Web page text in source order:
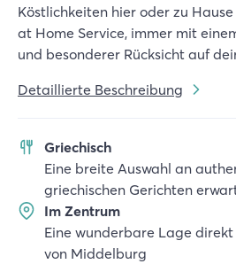
Köstlichkeiten hier oder zu
at Home Service, immer mit
und besonderer Rücksicht auf
Detaillierte Beschreibung
Griechisch
Eine breite Auswahl an
griechischen Gerichten
Im Zentrum
Eine wunderbare Lage
von Middelburg